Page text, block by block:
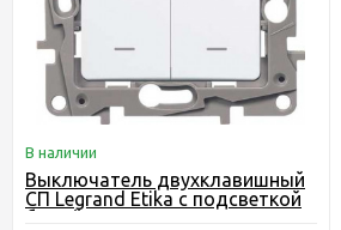
В наличии
Выключатель двухклавишный
СП Legrand Etika с подсветкой
белый